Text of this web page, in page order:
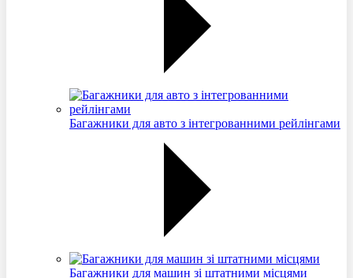
Багажники для авто з інтегрованними рейлінгами
Багажники для машин зі штатними місцями